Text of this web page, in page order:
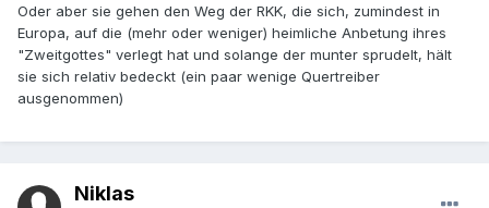
Oder aber sie gehen den Weg der RKK, die sich, zumindest in
Europa, auf die (mehr oder weniger) heimliche Anbetung ihres
"Zweitgottes" verlegt hat und solange der munter sprudelt, hält
sie sich relativ bedeckt (ein paar wenige Quertreiber
ausgenommen)
Niklas